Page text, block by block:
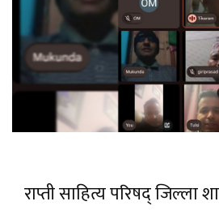
राप्ती साहित्य परिषद् जिल्ला